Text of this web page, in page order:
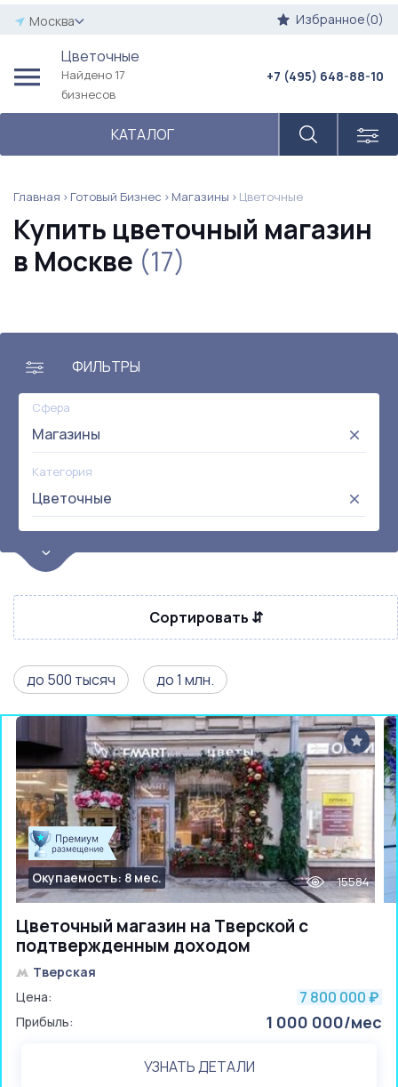
Москва Избранное(0)
Цветочные
Найдено 17
бизнесов
КАТАЛОГ
+7 (495) 648-88-10
Главная Готовый Бизнес Магазины Цветочные
Купить цветочный магазин
в Москве (17)
ФИЛЬТРЫ
Сфера
Магазины
Категория
Цветочные
Цена
от:
до:
Прибыль
Метро
Не выбрана
Сортировать ⇵
до 500 тысяч до 1 млн.
Цветочный магазин на Тверской с
подтвержденным доходом
Окупаемость: 8 мес. 15584
Тверская
Цена:
7 800 000 ₽
Прибыль: 1 000 000/мес
УЗНАТЬ ДЕТАЛИ